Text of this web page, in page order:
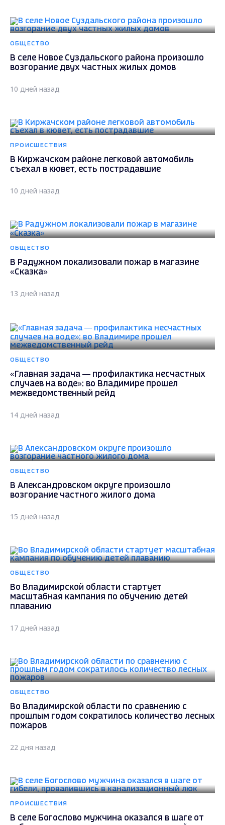
ОБЩЕСТВО
В селе Новое Суздальского района произошло
возгорание двух частных жилых домов
10 дней назад
ПРОИСШЕСТВИЯ
В Киржачском районе легковой автомобиль
съехал в кювет, есть пострадавшие
10 дней назад
ОБЩЕСТВО
В Радужном локализовали пожар в магазине
«Сказка»
13 дней назад
ОБЩЕСТВО
«Главная задача — профилактика несчастных
случаев на воде»: во Владимире прошел
межведомственный рейд
14 дней назад
ОБЩЕСТВО
В Александровском округе произошло
возгорание частного жилого дома
15 дней назад
ОБЩЕСТВО
Во Владимирской области стартует
масштабная кампания по обучению детей
плаванию
17 дней назад
ОБЩЕСТВО
Во Владимирской области по сравнению с
прошлым годом сократилось количество лесных
пожаров
22 дня назад
ПРОИСШЕСТВИЯ
В селе Богослово мужчина оказался в шаге от